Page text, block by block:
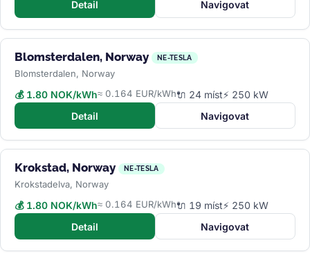
Detail Navigovat
Blomsterdalen, Norway NE-TESLA
Blomsterdalen, Norway
💰 1.80 NOK/kWh≈ 0.164 EUR/kWh🔌 24 míst⚡ 250 kW
Detail
Navigovat
Krokstad, Norway NE-TESLA
Krokstadelva, Norway
💰 1.80 NOK/kWh≈ 0.164 EUR/kWh🔌 19 míst⚡ 250 kW
Detail
Navigovat